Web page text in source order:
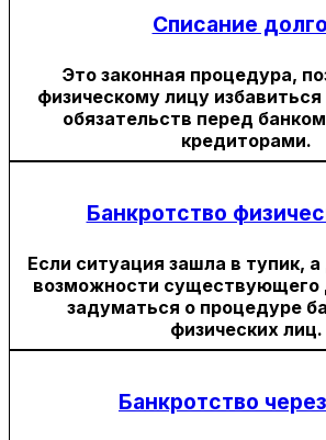
Списание
Это законная процедура,
физическому лицу
обязательств перед
кредиторами.
Банкротство
Если ситуация зашла в тупик,
возможности существующего
задуматься о процедуре
физических лиц.
Банкротство